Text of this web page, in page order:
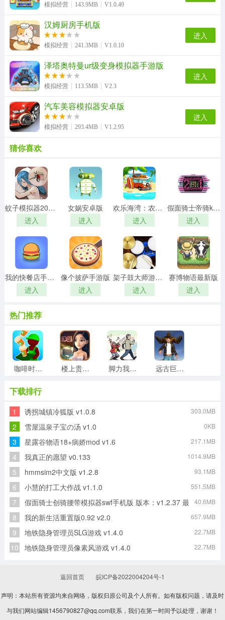
模拟经营 143.9MB V1.0.49
汉姆厨房手机版
模拟经营 241.3MB V1.0.10
进入
泽塔奥特曼ur级变身模拟器手游版
模拟经营 113.5MB V2.3
进入
汽车美容模拟器安卓版
模拟经营 293.4MB V1.2.95
进入
猜你喜欢
蚊子模拟器2026本手游无广告版
进入
女娲安卓版
进入
欢乐海湾：农场与奇遇官方正版
进入
假面骑士帝骑k触屏21模拟器游戏纯净最新版
进入
我的快餐店手机正版
进入
像个披萨手游版
进入
架子鼓大师游戏无广告版
进入
赛博物语最新版
进入
热门推荐
咖啡时光免费版 楼上贵宾2位手游版 脚力我最强安卓免费版 远古巨兽模拟器官方版
DrumMaster游戏纯净最新版 你的男朋友Peter官方正版
建造模拟大师游戏最新版 滑板派对2直装版
下载排行
1 诱拐城镇冷狐版 v1.0.8 303.0MB
2 雪屋温泉子宝の汤 v1.0 0KB
3 星露谷物语18+病娇mod v1.6 217.1MB
4 我真正的愿望 v0.133 1014.9MB
5 hmmsim2中文版 v1.2.8 93.1MB
6 小慧的打工大作战 v1.1.0 551.5MB
7
假面骑士创骑腰带模拟器swf手机版 版本：v1.2.37 最
新版
40.6MB
8 我的新生活重置版0.92 v2.0 657.9MB
9 地铁隐身管理员SLG游戏 v1.4.0 22.7MB
10 地铁隐身管理员像素风游戏 v1.4.0 22.7MB
返回首页 皖ICP备2022004204号-1
声明：本站所有资源均来自网络，版权归原公司及个人所有。如有版权问题，请及时
与我们网站编辑1456790827@qq.com联系，我们在第一时间予以处理，谢谢！